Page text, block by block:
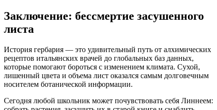
Заключение: бессмертие засушенного
листа
История гербария — это удивительный путь от алхимических
рецептов итальянских врачей до глобальных баз данных,
которые помогают бороться с изменением климата. Сухой,
лишенный цвета и объема лист оказался самым долговечным
носителем ботанической информации.
Сегодня любой школьник может почувствовать себя Линнеем: